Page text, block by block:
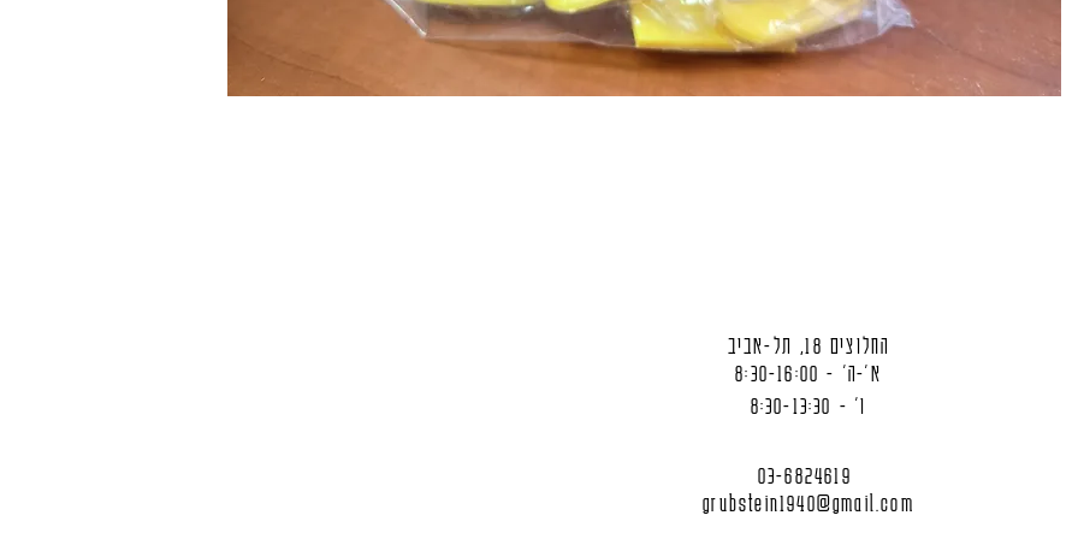
החלוצים 18, תל-אביב
א'-ה' - 8:30-16:00
ו' - 8:30-13:30
03-6824619
grubstein1940@gmail.com